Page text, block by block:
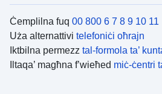
Ċemplilna fuq 00 800 6 7 8 9 10 11
Uża alternattivi telefoniċi oħrajn
Iktbilna permezz tal-formola ta’
Iltaqa’ magħna f’wieħed miċ-ċentri